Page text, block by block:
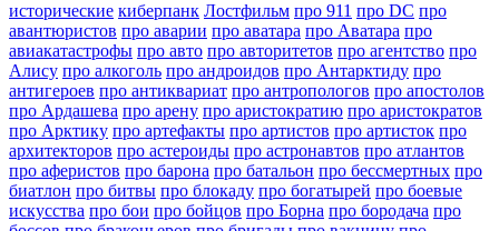
исторические киберпанк Лостфильм про 911 про DC про
авантюристов про аварии про аватара про Аватара про
авиакатастрофы про авто про авторитетов про агентство про
Алису про алкоголь про андроидов про Антарктиду про
антигероев про антиквариат про антропологов про апостолов
про Ардашева про арену про аристократию про аристократов
про Арктику про артефакты про артистов про артисток про
архитекторов про астероиды про астронавтов про атлантов
про аферистов про барона про батальон про бессмертных про
биатлон про битвы про блокаду про богатырей про боевые
искусства про бои про бойцов про Борна про бородача про